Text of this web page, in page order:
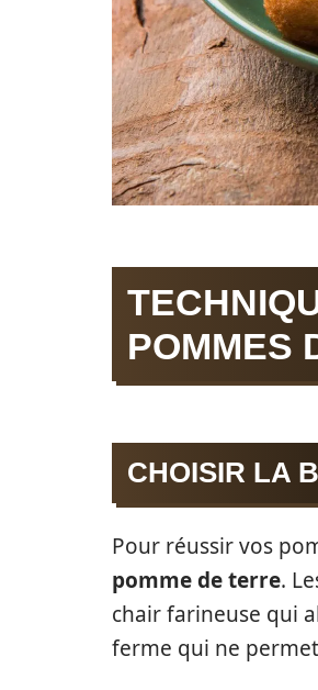
POMMES
CHOISIR LA
Pour réussir vos
pomme de terre.
chair farineuse qui
ferme qui ne